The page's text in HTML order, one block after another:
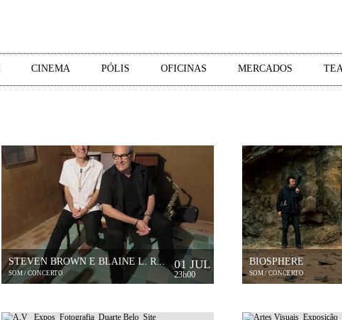
CINEMA PÓLIS OFICINAS MERCADOS
STEVEN BROWN E BLAINE L. R...
SOM / CONCERTO
01 JUL
23h00
BIOSPHERE
SOM / CONCERTO